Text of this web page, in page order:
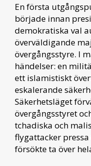
En första
började innan
demokratiska val
överväldigande
övergångsstyre. I
händelser: en
ett islamistiskt
eskalerande
Säkerhetsläget
övergångsstyret
tchadiska och
flygattacker
försökte ta över